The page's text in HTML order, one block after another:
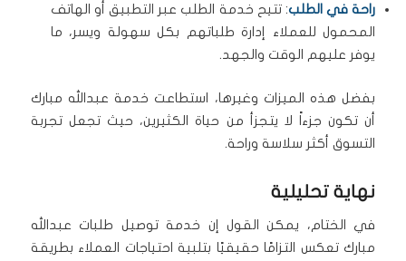
راحة في الطلب: تتيح خدمة الطلب عبر التطبيق أو الهاتف
المحمول للعملاء إدارة طلباتهم بكل سهولة ويسر، ما
يوفر عليهم الوقت والجهد.
بفضل هذه الميزات وغيرها، استطاعت خدمة عبدالله مبارك
أن تكون جزءاً لا يتجزأ من حياة الكثيرين، حيث تجعل تجربة
التسوق أكثر سلاسة وراحة.
نهاية تحليلية
في الختام، يمكن القول إن خدمة توصيل طلبات عبدالله
مبارك تعكس التزامًا حقيقيًا بتلبية احتياجات العملاء بطريقة